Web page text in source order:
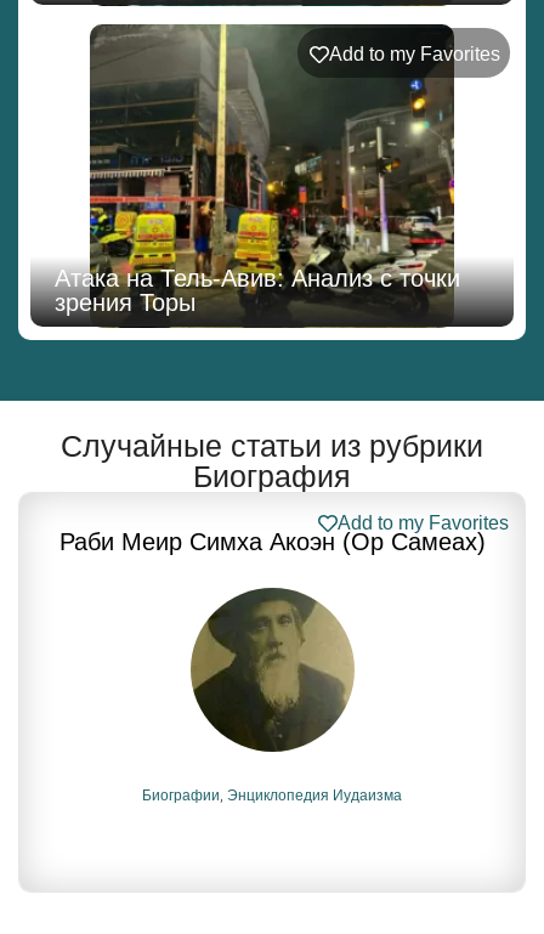
Add to my Favorites
Атака на Тель-Авив: Анализ с точки
зрения Торы
Случайные статьи из рубрики
Биография
Раби Меир Симха Акоэн (Ор Самеах)
Add to my Favorites
Биографии, Энциклопедия Иудаизма